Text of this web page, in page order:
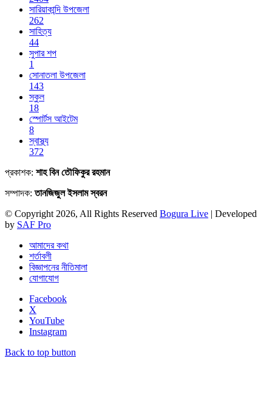
সারিয়াকান্দি উপজেলা
262
সাহিত্য
44
সুপার শপ
1
সোনাতলা উপজেলা
143
স্কুল
18
স্পোর্টস আইটেম
8
স্বাস্থ্য
372
প্রকাশক: শাহ বিন তৌফিকুর রহমান
সম্পাদক:তানজিজুল ইসলাম স্বরন
© Copyright 2026, All Rights Reserved Bogura Live | Developed
by SAF Pro
আমাদের কথা
শর্তাবলী
বিজ্ঞাপনের নীতিমালা
যোগাযোগ
Facebook
X
YouTube
Instagram
Back to top button